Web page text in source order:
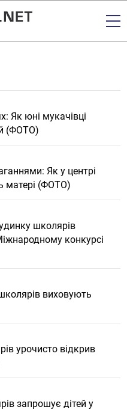
Як юні мукачівці
(ФОТО)
Як у центрі
матері (ФОТО)
школярів
конкурсі
виховують
урочисто відкрив
запрошує дітей у